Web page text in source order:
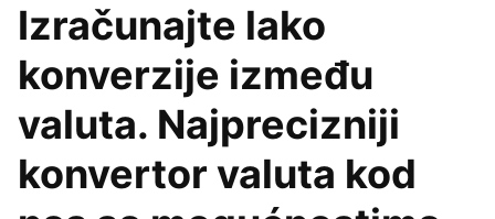
Izračunajte lako
konverzije između
valuta. Najprecizniji
konvertor valuta kod